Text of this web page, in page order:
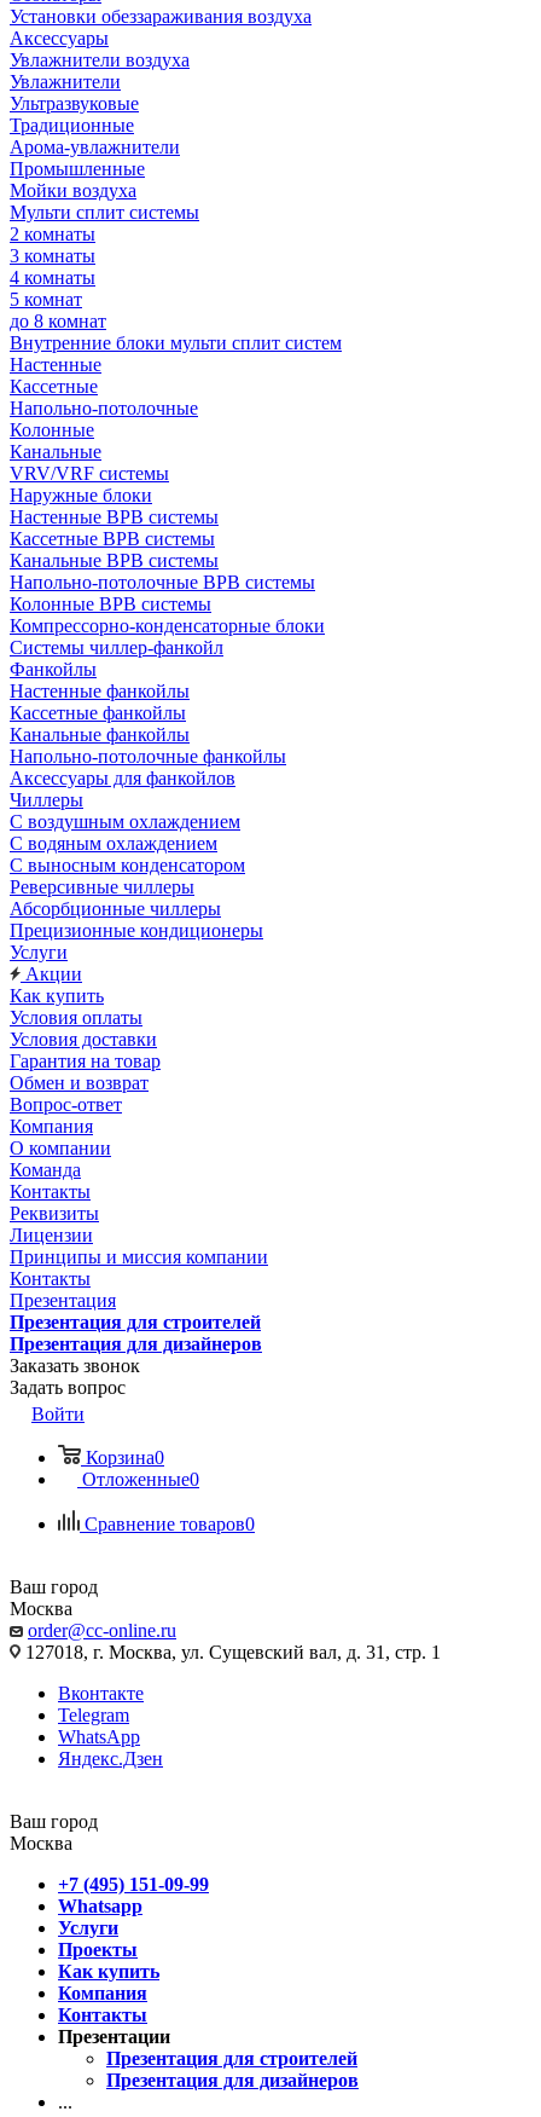
Установки обеззараживания воздуха
Аксессуары
Увлажнители воздуха
Увлажнители
Ультразвуковые
Традиционные
Арома-увлажнители
Промышленные
Мойки воздуха
Мульти сплит системы
2 комнаты
3 комнаты
4 комнаты
5 комнат
до 8 комнат
Внутренние блоки мульти сплит систем
Настенные
Кассетные
Напольно-потолочные
Колонные
Канальные
VRV/VRF системы
Наружные блоки
Настенные ВРВ системы
Кассетные ВРВ системы
Канальные ВРВ системы
Напольно-потолочные ВРВ системы
Колонные ВРВ системы
Компрессорно-конденсаторные блоки
Системы чиллер-фанкойл
Фанкойлы
Настенные фанкойлы
Кассетные фанкойлы
Канальные фанкойлы
Напольно-потолочные фанкойлы
Аксессуары для фанкойлов
Чиллеры
С воздушным охлаждением
С водяным охлаждением
С выносным конденсатором
Реверсивные чиллеры
Абсорбционные чиллеры
Прецизионные кондиционеры
Услуги
Акции
Как купить
Условия оплаты
Условия доставки
Гарантия на товар
Обмен и возврат
Вопрос-ответ
Компания
О компании
Команда
Контакты
Реквизиты
Лицензии
Принципы и миссия компании
Контакты
Презентация
Презентация для строителей
Презентация для дизайнеров
Заказать звонок
Задать вопрос
Войти
Корзина0
Отложенные0
Сравнение товаров0
Ваш город
Москва
order@cc-online.ru
127018, г. Москва, ул. Сущевский вал, д. 31, стр. 1
Вконтакте
Telegram
WhatsApp
Яндекс.Дзен
Ваш город
Москва
+7 (495) 151-09-99
Whatsapp
Услуги
Проекты
Как купить
Компания
Контакты
Презентации
Презентация для строителей
Презентация для дизайнеров
...